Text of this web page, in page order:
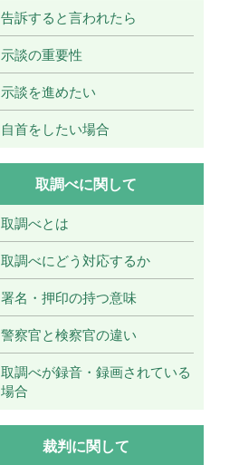
告訴すると言われたら
示談の重要性
示談を進めたい
自首をしたい場合
取調べに関して
取調べとは
取調べにどう対応するか
署名・押印の持つ意味
警察官と検察官の違い
取調べが録音・録画されている
場合
裁判に関して